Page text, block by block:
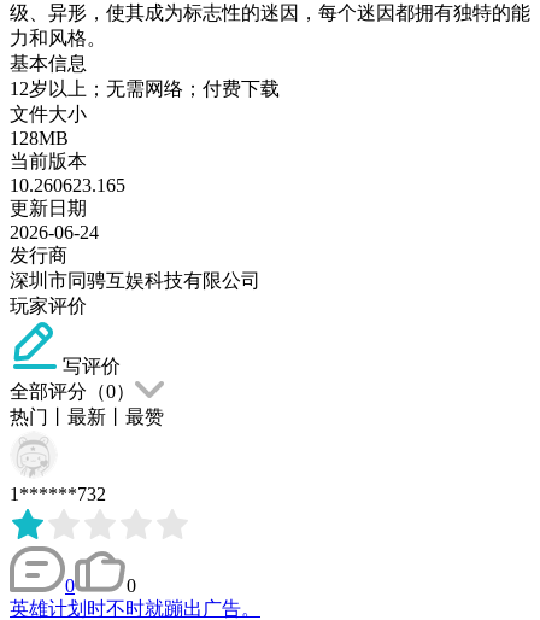
级、异形，使其成为标志性的迷因，每个迷因都拥有独特的能
力和风格。
基本信息
12岁以上；无需网络；付费下载
文件大小
128MB
当前版本
10.260623.165
更新日期
2026-06-24
发行商
深圳市同骋互娱科技有限公司
玩家评价
写评价
全部评分（0）
热门
最新 最赞
1******732
0
0
英雄计划时不时就蹦出广告。